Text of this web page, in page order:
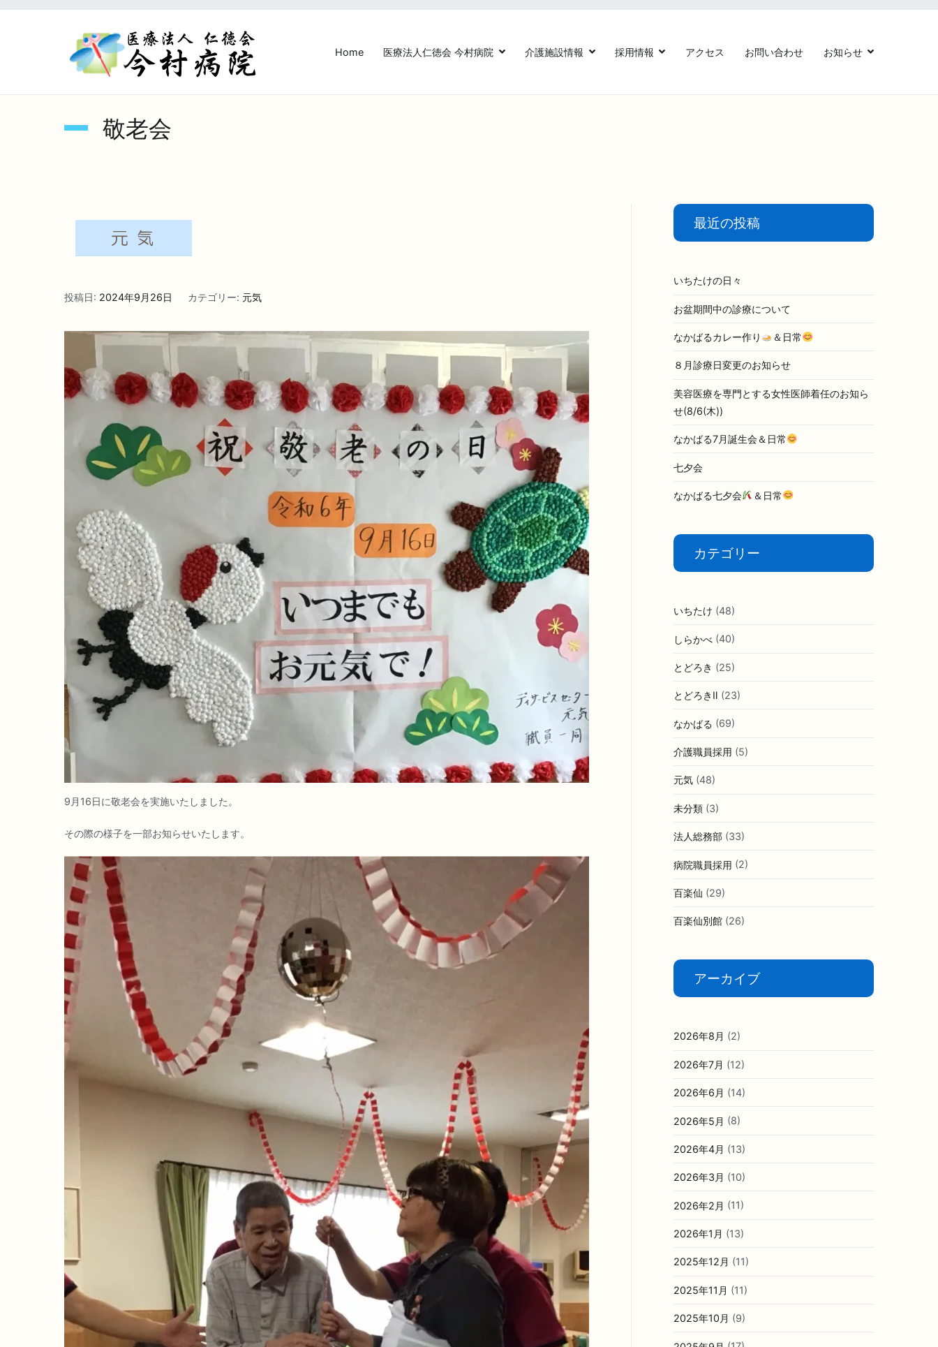
医療法人仁徳会今村病院【鳥栖駅前】
Home 医療法人仁徳会 今村病院 介護施設情報 採用情報 アクセス お問い合わせ お知らせ
敬老会
投稿日: 2024年9月26日 カテゴリー: 元気
9月16日に敬老会を実施いたしました。
その際の様子を一部お知らせいたします。
最近の投稿
いちたけの日々
お盆期間中の診療について
なかばるカレー作り ＆日常
８月診療日変更のお知らせ
美容医療を専門とする女性医師着任のお知ら
せ(8/6(木))
なかばる7月誕生会＆日常
七夕会
なかばる七夕会 ＆日常
カテゴリー
いちたけ (48)
しらかべ (40)
とどろき (25)
とどろきⅡ (23)
なかばる (69)
介護職員採用 (5)
元気 (48)
未分類 (3)
法人総務部 (33)
病院職員採用 (2)
百楽仙 (29)
百楽仙別館 (26)
アーカイブ
2026年8月 (2)
2026年7月 (12)
2026年6月 (14)
2026年5月 (8)
2026年4月 (13)
2026年3月 (10)
2026年2月 (11)
2026年1月 (13)
2025年12月 (11)
2025年11月 (11)
2025年10月 (9)